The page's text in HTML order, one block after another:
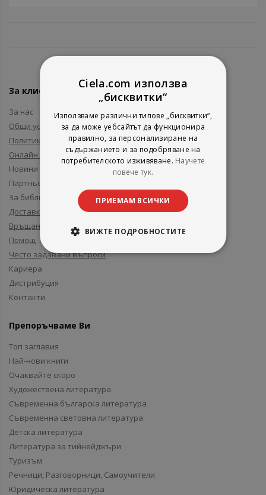
За клиенти
За нас
Общи условия
Политика за поверителност
Онлайн решаване на спорове
Новини и събития
Партньори и приятели
За библиотеки
Доставка
Връщане
Помощ
Често задавани въпроси
Кариера
Дистрибуция
Контакти
Препоръчваме Ви
Топ заглавия
Най-нови книги
Очаквайте скоро
Художествена литература
Съвременна българска литература
Съвременна световна литература
Детска литература
Литература за тийнейджъри
Туризъм
Речници, Разговорници, Самоучители
Юридическа литература
Ciela.com използва
„бисквитки“
Използваме различни типове „бисквитки“,
за да може уебсайтът да функционира
правилно, за персонализиране на
съдържанието и за подобряване на
потребителското изживяване. Научете
повече тук.
ПРИЕМАМ ВСИЧКИ
ВИЖТЕ ПОДРОБНОСТИТЕ